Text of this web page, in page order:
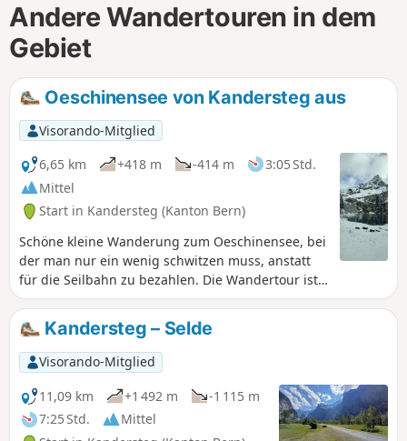
Andere Wandertouren in dem
Gebiet
Oeschinensee von Kandersteg aus
Visorando-Mitglied
6,65 km
+418 m -414 m
3:05 Std.
Mittel
Start in Kandersteg (Kanton Bern)
Schöne kleine Wanderung zum Oeschinensee, bei
der man nur ein wenig schwitzen muss, anstatt
für die Seilbahn zu bezahlen. Die Wandertour ist
nicht sonderlich schwer, außer dass es auf dem
Hinweg die ganze Zeit bergauf geht.
Kandersteg – Selde
Visorando-Mitglied
11,09 km
+1 492 m
-1 115 m
7:25 Std.
Mittel